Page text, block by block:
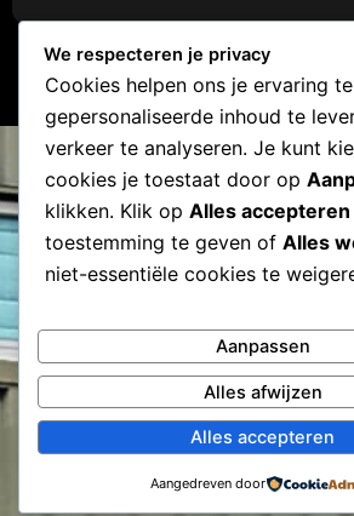
We respecteren je privacy
Cookies helpen ons je ervaring
gepersonaliseerde inhoud te
verkeer te analyseren. Je kunt
cookies je toestaat door op
klikken. Klik op Alles accepteren
toestemming te geven of Alles
niet-essentiële cookies te
Aanpassen
Alles afwijzen
Alles accepteren
Aangedreven door